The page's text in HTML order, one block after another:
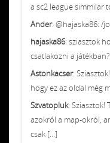
a sc2 league simmilar
Ander: @hajaska86: /
hajaska86: sziasztok
csatlakozni a játékban?
Astonkacser:
hogy ez az oldal még
Szvatopluk: Sziasztok!
azokról a map-okról,
csak [...]